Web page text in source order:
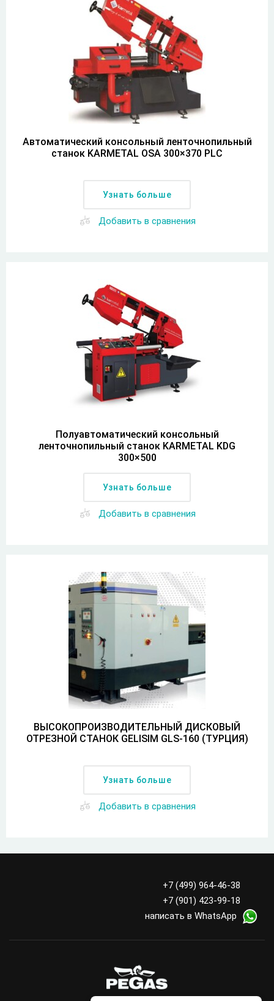
Автоматический консольный ленточнопильный
станок KARMETAL OSA 300×370 PLC
Узнать больше
Добавить в сравнения
Полуавтоматический консольный
ленточнопильный станок KARMETAL KDG
300×500
Узнать больше
Добавить в сравнения
ВЫСОКОПРОИЗВОДИТЕЛЬНЫЙ ДИСКОВЫЙ
ОТРЕЗНОЙ СТАНОК GELISIM GLS-160 (ТУРЦИЯ)
Узнать больше
Добавить в сравнения
+7 (499) 964-46-38
+7 (901) 423-99-18
написать в WhatsApp